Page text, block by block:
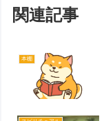
関連記事
本棚